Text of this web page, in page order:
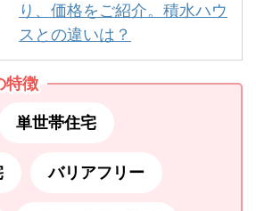
り、価格をご紹介。積水ハウ
スとの違いは？
特徴
単世帯住宅
バリアフリー